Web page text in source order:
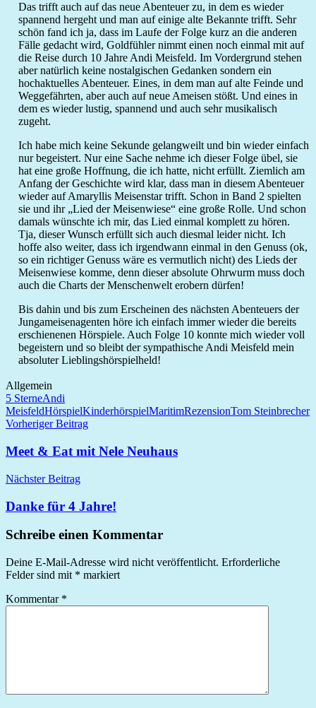
Das trifft auch auf das neue Abenteuer zu, in dem es wieder
spannend hergeht und man auf einige alte Bekannte trifft. Sehr
schön fand ich ja, dass im Laufe der Folge kurz an die anderen
Fälle gedacht wird, Goldfühler nimmt einen noch einmal mit auf
die Reise durch 10 Jahre Andi Meisfeld. Im Vordergrund stehen
aber natürlich keine nostalgischen Gedanken sondern ein
hochaktuelles Abenteuer. Eines, in dem man auf alte Feinde und
Weggefährten, aber auch auf neue Ameisen stößt. Und eines in
dem es wieder lustig, spannend und auch sehr musikalisch
zugeht.
Ich habe mich keine Sekunde gelangweilt und bin wieder einfach
nur begeistert. Nur eine Sache nehme ich dieser Folge übel, sie
hat eine große Hoffnung, die ich hatte, nicht erfüllt. Ziemlich am
Anfang der Geschichte wird klar, dass man in diesem Abenteuer
wieder auf Amaryllis Meisenstar trifft. Schon in Band 2 spielten
sie und ihr „Lied der Meisenwiese“ eine große Rolle. Und schon
damals wünschte ich mir, das Lied einmal komplett zu hören.
Tja, dieser Wunsch erfüllt sich auch diesmal leider nicht. Ich
hoffe also weiter, dass ich irgendwann einmal in den Genuss (ok,
so ein richtiger Genuss wäre es vermutlich nicht) des Lieds der
Meisenwiese komme, denn dieser absolute Ohrwurm muss doch
auch die Charts der Menschenwelt erobern dürfen!
Bis dahin und bis zum Erscheinen des nächsten Abenteuers der
Jungameisenagenten höre ich einfach immer wieder die bereits
erschienenen Hörspiele. Auch Folge 10 konnte mich wieder voll
begeistern und so bleibt der sympathische Andi Meisfeld mein
absoluter Lieblingshörspielheld!
Allgemein
5 SterneAndi
MeisfeldHörspielKinderhörspielMaritimRezensionTom Steinbrecher
Beitragsnavigation
Vorheriger Beitrag
Meet & Eat mit Nele Neuhaus
Nächster Beitrag
Danke für 4 Jahre!
Schreibe einen Kommentar
Deine E-Mail-Adresse wird nicht veröffentlicht. Erforderliche
Felder sind mit * markiert
Kommentar *